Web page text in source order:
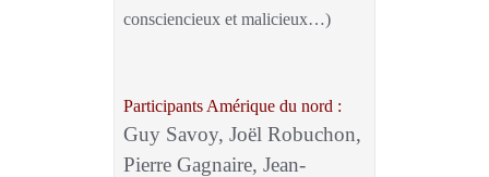
consciencieux et malicieux…)
Participants Amérique du nord :
Guy Savoy, Joël Robuchon,
Pierre Gagnaire, Jean-